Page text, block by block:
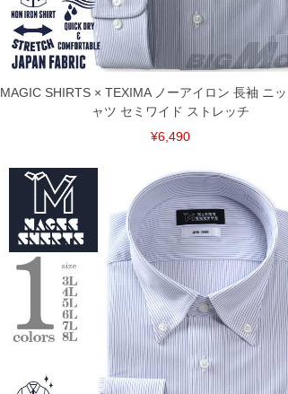
MAGIC SHIRTS × TEXIMA ノーアイロン 長袖 ニ
ャツ セミワイド ストレッチ
¥6,490